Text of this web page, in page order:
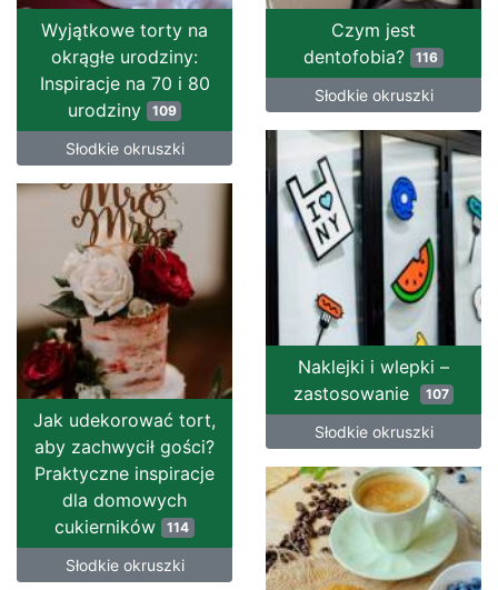
Wyjątkowe torty na
okrągłe urodziny:
Inspiracje na 70 i 80
urodziny
109
Słodkie okruszki
Czym jest
dentofobia? 116
Słodkie okruszki
Naklejki i wlepki –
zastosowanie
107
Słodkie okruszki
Jak udekorować tort,
aby zachwycił gości?
Praktyczne inspiracje
dla domowych
cukierników 114
Słodkie okruszki